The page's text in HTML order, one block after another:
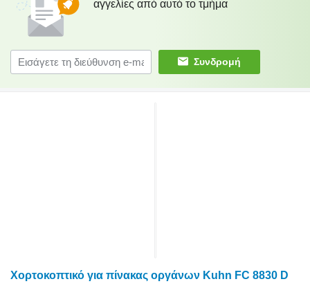
αγγελίες από αυτό το τμήμα
Συνδρομή
Χορτοκοπτικό για πίνακας οργάνων Kuhn FC 8830 D